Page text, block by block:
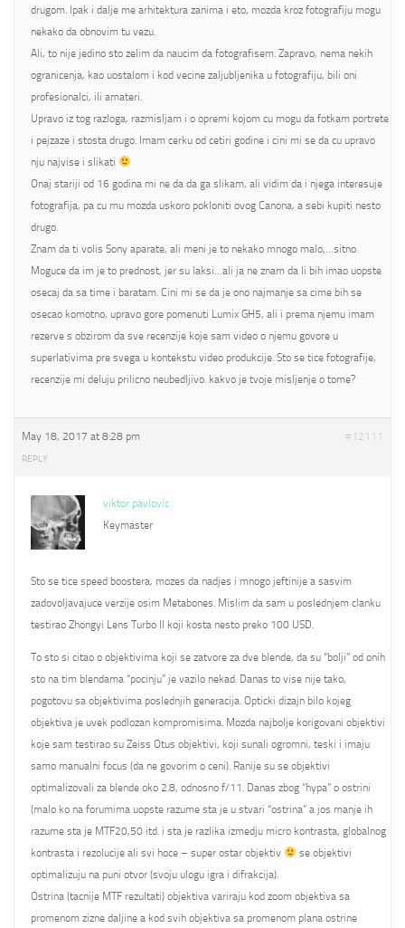
drugom. Ipak i dalje me arhitektura zanima i eto, mozda kroz fotografiju mogu
nekako da obnovim tu vezu.
Ali, to nije jedino sto zelim da naucim da fotografisem. Zapravo, nema nekih
ogranicenja, kao uostalom i kod vecine zaljubljenika u fotografiju, bili oni
profesionalci, ili amateri.
Upravo iz tog razloga, razmisljam i o opremi kojom cu mogu da fotkam portrete
i pejzaze i stosta drugo. Imam cerku od cetiri godine i cini mi se da cu upravo
nju najvise i slikati
Onaj stariji od 16 godina mi ne da da ga slikam, ali vidim da i njega interesuje
fotografija, pa cu mu mozda uskoro pokloniti ovog Canona, a sebi kupiti nesto
drugo.
Znam da ti volis Sony aparate, ali meni je to nekako mnogo malo,…sitno.
Moguce da im je to prednost, jer su laksi…ali ja ne znam da li bih imao uopste
osecaj da sa time i baratam. Cini mi se da je ono najmanje sa cime bih se
osecao komotno, upravo gore pomenuti Lumix GH5, ali i prema njemu imam
rezerve s obzirom da sve recenzije koje sam video o njemu govore u
superlativima pre svega u kontekstu video produkcije. Sto se tice fotografije,
recenzije mi deluju prilicno neubedljivo. kakvo je tvoje misljenje o tome?
May 18, 2017 at 8:28 pm #12111
REPLY
viktor pavlovic
Keymaster
Sto se tice speed boostera, mozes da nadjes i mnogo jeftinije a sasvim
zadovoljavajuce verzije osim Metabones. Mislim da sam u poslednjem clanku
testirao Zhongyi Lens Turbo II koji kosta nesto preko 100 USD.
To sto si citao o objektivima koji se zatvore za dve blende, da su “bolji” od onih
sto na tim blendama “pocinju” je vazilo nekad. Danas to vise nije tako,
pogotovu sa objektivima poslednjih generacija. Opticki dizajn bilo kojeg
objektiva je uvek podlozan kompromisima. Mozda najbolje korigovani objektivi
koje sam testirao su Zeiss Otus objektivi, koji sunali ogromni, teski i imaju
samo manualni focus (da ne govorim o ceni). Ranije su se objektivi
optimalizovali za blende oko 2.8, odnosno f/11. Danas zbog “hypa” o ostrini
(malo ko na forumima uopste razume sta je u stvari “ostrina” a jos manje ih
razume sta je MTF20,50 itd. i sta je razlika izmedju micro kontrasta, globalnog
kontrasta i rezolucije ali svi hoce – super ostar objektiv
se objektivi
optimalizuju na puni otvor (svoju ulogu igra i difrakcija).
Ostrina (tacnije MTF rezultati) objektiva variraju kod zoom objektiva sa
promenom zizne daljine a kod svih objektiva sa promenom plana ostrine